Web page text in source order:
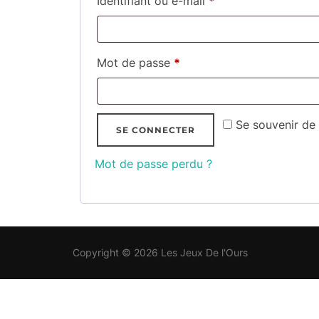
Mot de passe *
Se souvenir
SE CONNECTER
Mot de passe perdu ?
Copyright © 2026 Les Jeux De l'Ours